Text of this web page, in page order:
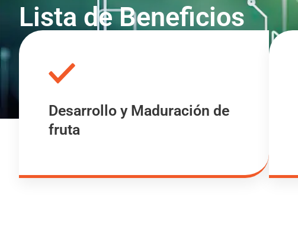
Lista de Beneficios
Desarrollo y Maduración de
fruta